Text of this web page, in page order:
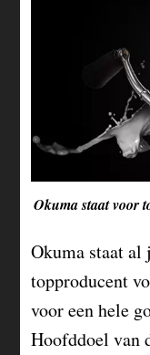
Okuma staat voor
Okuma staat al
topproducent
voor een hele
Hoofddoel van